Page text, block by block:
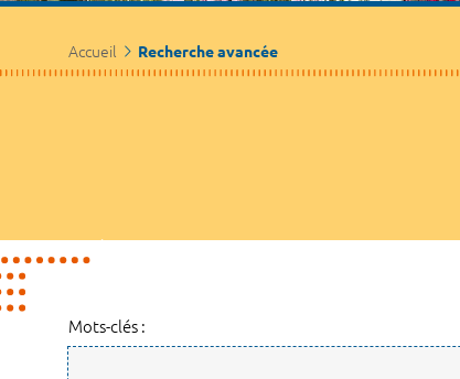
Accueil Recherche avancée
Mots-clés :